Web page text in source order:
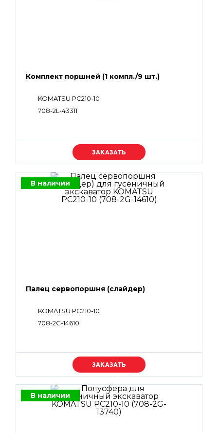
Комплект поршней (1 компл./9 шт.)
KOMATSU PC210-10
708-2L-43311
Уточняйте цену
В наличии
Палец сервопоршня (слайдер)
KOMATSU PC210-10
708-2G-14610
Уточняйте цену
В наличии